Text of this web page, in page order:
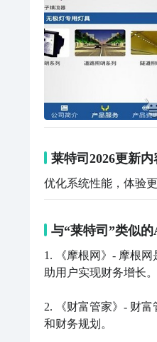
莱特司2026更新内
优化系统性能，体验更
与“莱特司”类似的
1. 《摩根网》- 摩根
助用户实现财务增长。
2. 《财富管家》- 财
和财务规划。